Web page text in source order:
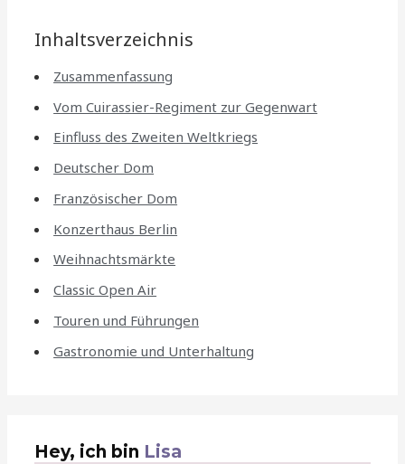
Inhaltsverzeichnis
Zusammenfassung
Vom Cuirassier-Regiment zur Gegenwart
Einfluss des Zweiten Weltkriegs
Deutscher Dom
Französischer Dom
Konzerthaus Berlin
Weihnachtsmärkte
Classic Open Air
Touren und Führungen
Gastronomie und Unterhaltung
Hey, ich bin Lisa